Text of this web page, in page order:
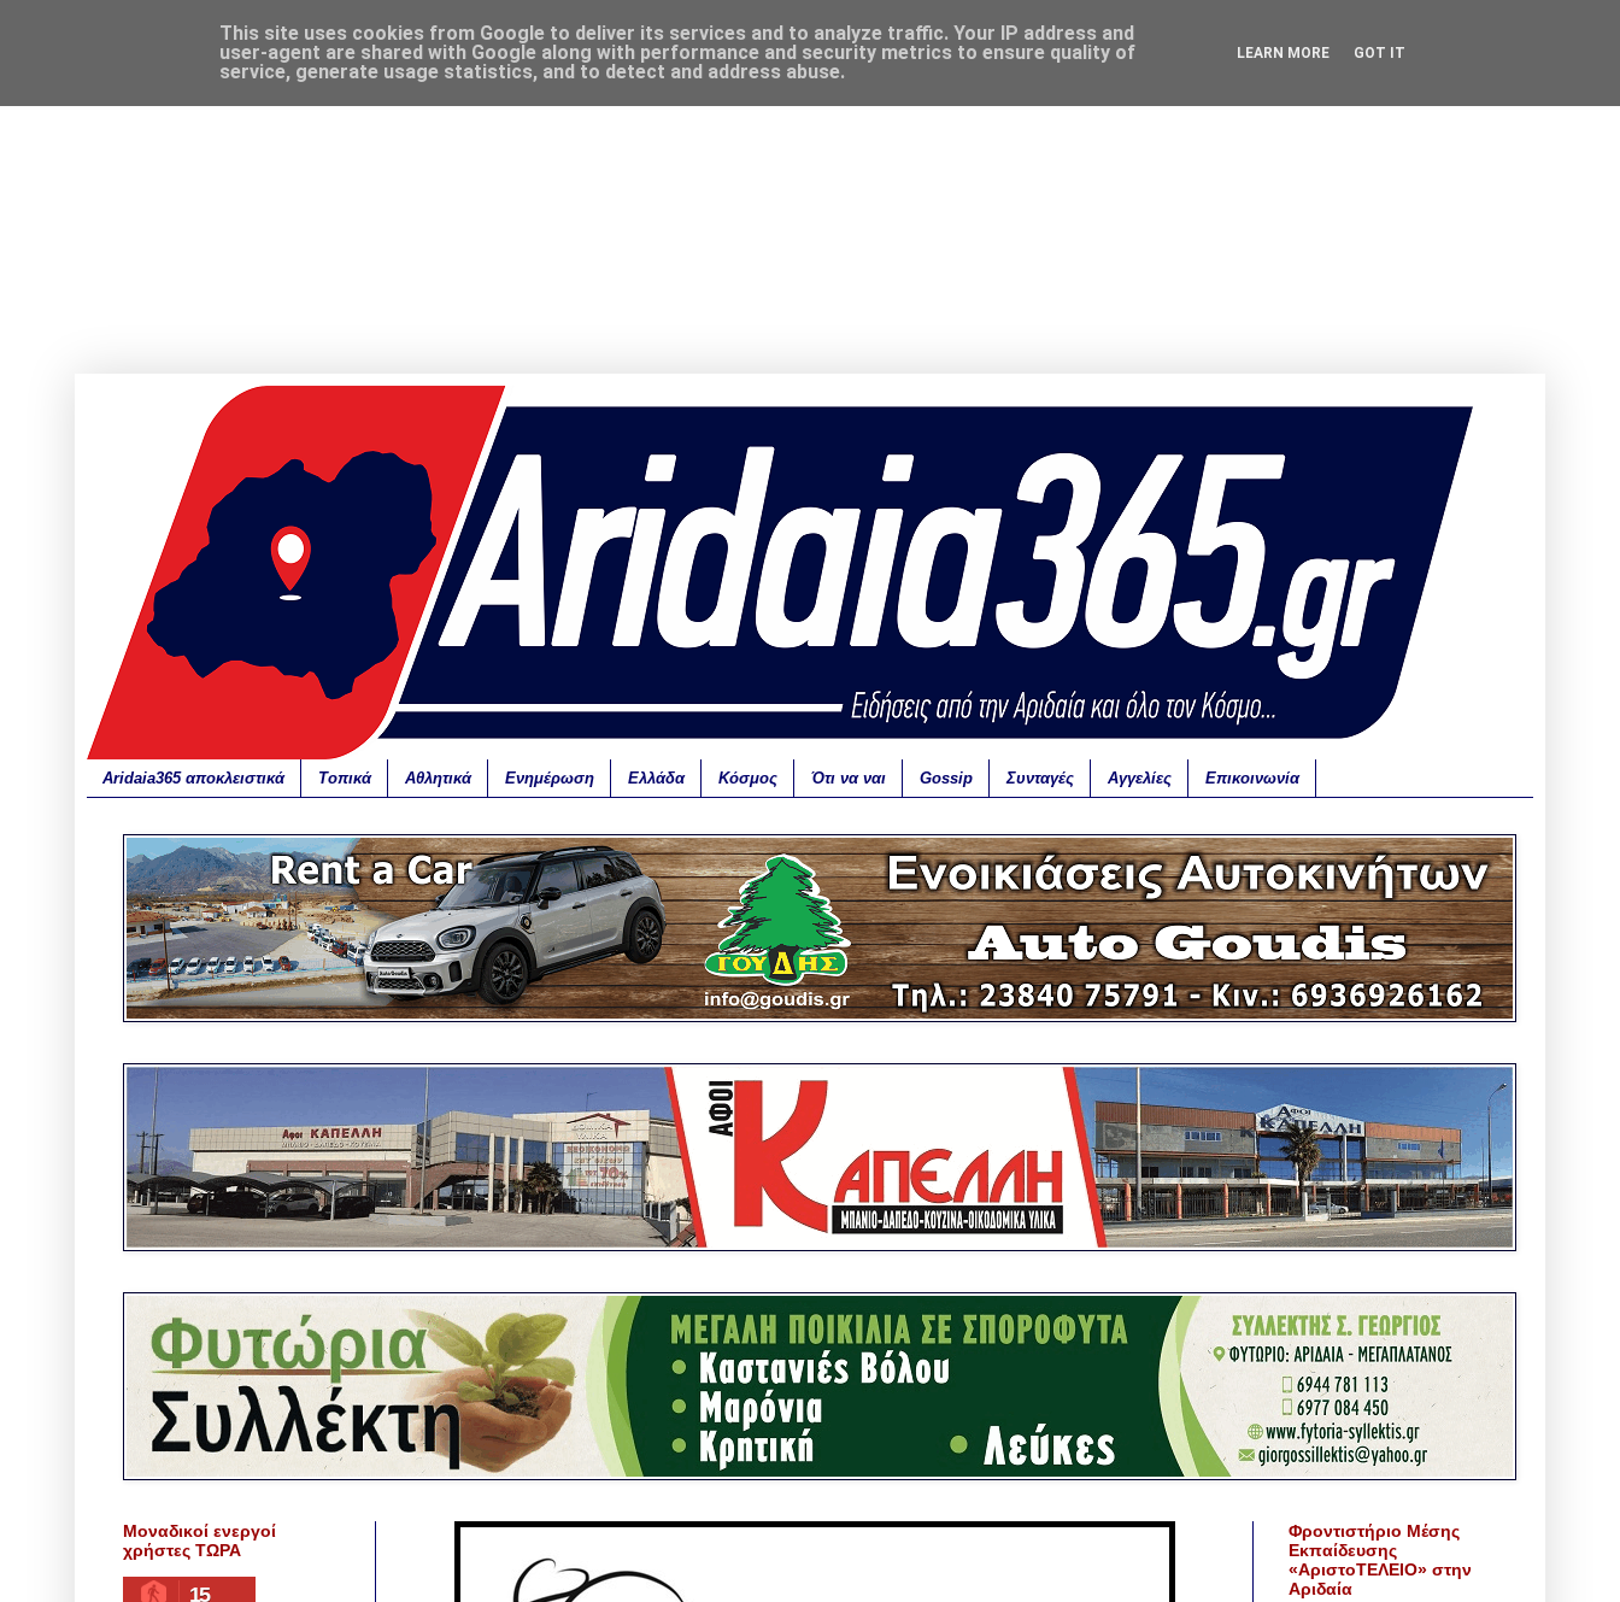
Aridaia365 αποκλειστικά Τοπικά Αθλητικά Ενημέρωση Ελλάδα Κόσμος Ότι να ναι Gossip Συνταγές Αγγελίες Επικοινωνία
Μοναδικοί ενεργοί
χρήστες ΤΩΡΑ
15
Φροντιστήριο Μέσης
Εκπαίδευσης
«ΑριστοΤΕΛΕΙΟ» στην
Αριδαία
This site uses cookies from Google to deliver its services and to analyze traffic. Your IP address and
user-agent are shared with Google along with performance and security metrics to ensure quality of
service, generate usage statistics, and to detect and address abuse.
LEARN MORE GOT IT